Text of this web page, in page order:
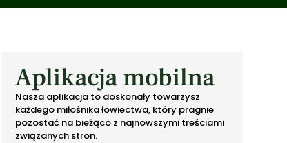
Aplikacja mobilna
Nasza aplikacja to doskonały towarzysz
każdego miłośnika łowiectwa, który pragnie
pozostać na bieżąco z najnowszymi treściami
związanych stron.